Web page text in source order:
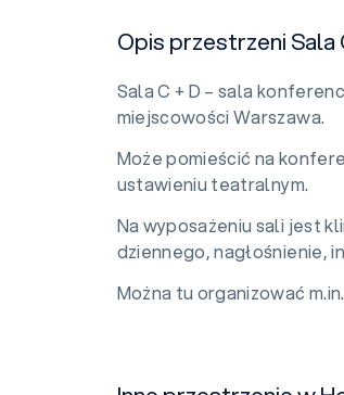
Opis przestrzeni Sala
Sala C + D – sala
miejscowości Warszawa.
Może pomieścić na
ustawieniu teatralnym.
Na wyposażeniu sali jest
dziennego, nagłośnienie,
Można tu organizować